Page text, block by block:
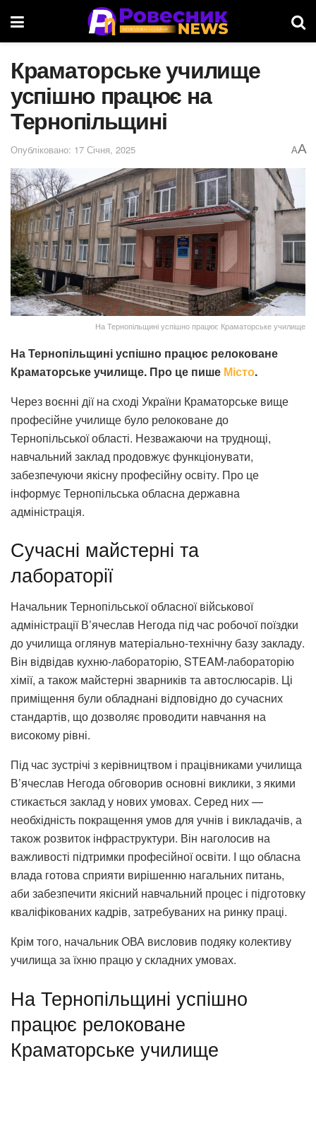
Краматорське училище
успішно працює на
Тернопільщині
Опубліковано: 17 Січня, 2025 AA
На Тернопільщині успішно працює Краматорське училище
На Тернопільщині успішно працює релоковане
Краматорське училище. Про це пише Місто.
Через воєнні дії на сході України Краматорське вище
професійне училище було релоковане до
Тернопільської області. Незважаючи на труднощі,
навчальний заклад продовжує функціонувати,
забезпечуючи якісну професійну освіту. Про це
інформує Тернопільська обласна державна
адміністрація.
Сучасні майстерні та
лабораторії
Начальник Тернопільської обласної військової
адміністрації В’ячеслав Негода під час робочої поїздки
до училища оглянув матеріально-технічну базу закладу.
Він відвідав кухню-лабораторію, STEAM-лабораторію
хімії, а також майстерні зварників та автослюсарів. Ці
приміщення були обладнані відповідно до сучасних
стандартів, що дозволяє проводити навчання на
високому рівні.
Під час зустрічі з керівництвом і працівниками училища
В’ячеслав Негода обговорив основні виклики, з якими
стикається заклад у нових умовах. Серед них —
необхідність покращення умов для учнів і викладачів, а
також розвиток інфраструктури. Він наголосив на
важливості підтримки професійної освіти. І що обласна
влада готова сприяти вирішенню нагальних питань,
аби забезпечити якісний навчальний процес і підготовку
кваліфікованих кадрів, затребуваних на ринку праці.
Крім того, начальник ОВА висловив подяку колективу
училища за їхню працю у складних умовах.
На Тернопільщині успішно
працює релоковане
Краматорське училище